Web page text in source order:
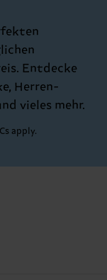
Entdecke
Herren-
vieles mehr.
apply.